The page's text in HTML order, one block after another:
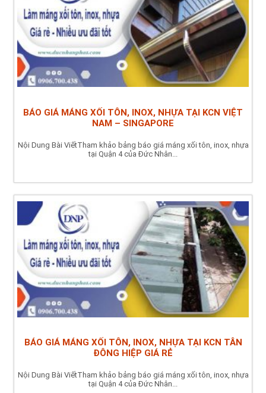
BÁO GIÁ MÁNG XỐI TÔN, INOX, NHỰA TẠI KCN VIỆT
NAM – SINGAPORE
Nội Dung Bài ViếtTham khảo bảng báo giá máng xối tôn, inox, nhựa
tại Quận 4 của Đức Nhân...
BÁO GIÁ MÁNG XỐI TÔN, INOX, NHỰA TẠI KCN TÂN
ĐÔNG HIỆP GIÁ RẺ
Nội Dung Bài ViếtTham khảo bảng báo giá máng xối tôn, inox, nhựa
tại Quận 4 của Đức Nhân...